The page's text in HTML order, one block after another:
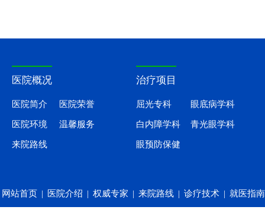
医院概况
医院简介 医院荣誉
医院环境 温馨服务
来院路线
治疗项目
屈光专科 眼底病学科
白内障学科 青光眼学科
眼预防保健
网站首页 | 医院介绍 | 权威专家 | 来院路线 | 诊疗技术 | 就医指南